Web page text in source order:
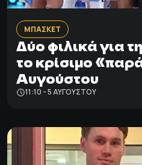
ΜΠΑΣΚΕΤ
Δύο φιλικά για
το κρίσιμο
Αυγούστου
11:10 - 5 ΑΥΓΟΎΣΤΟΥ